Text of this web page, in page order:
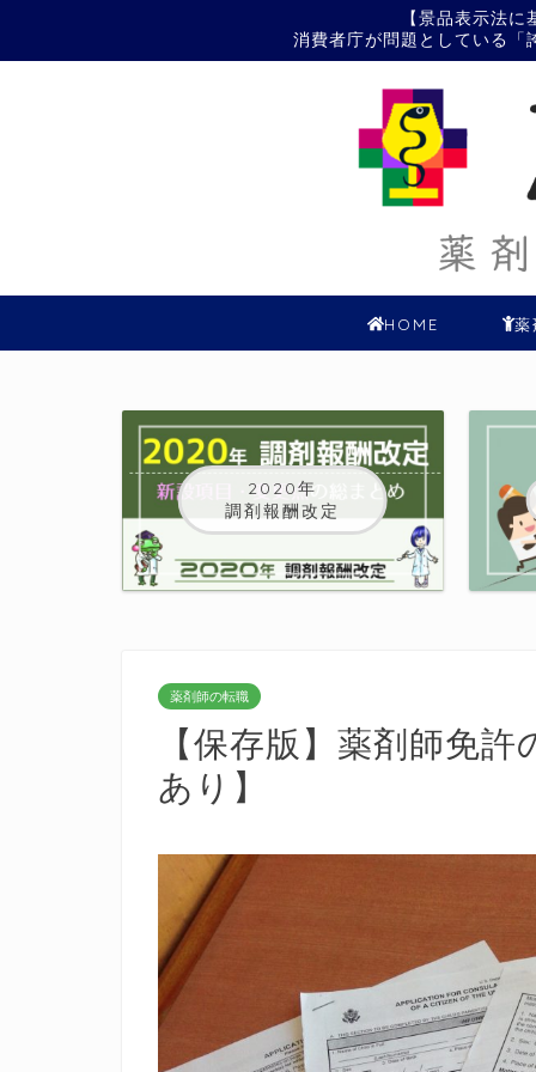
【景品表示法
消費者庁が問題としている「
HOME 薬
2020年
調剤報酬改定
薬剤師の転職
【保存版】薬剤師免
あり】